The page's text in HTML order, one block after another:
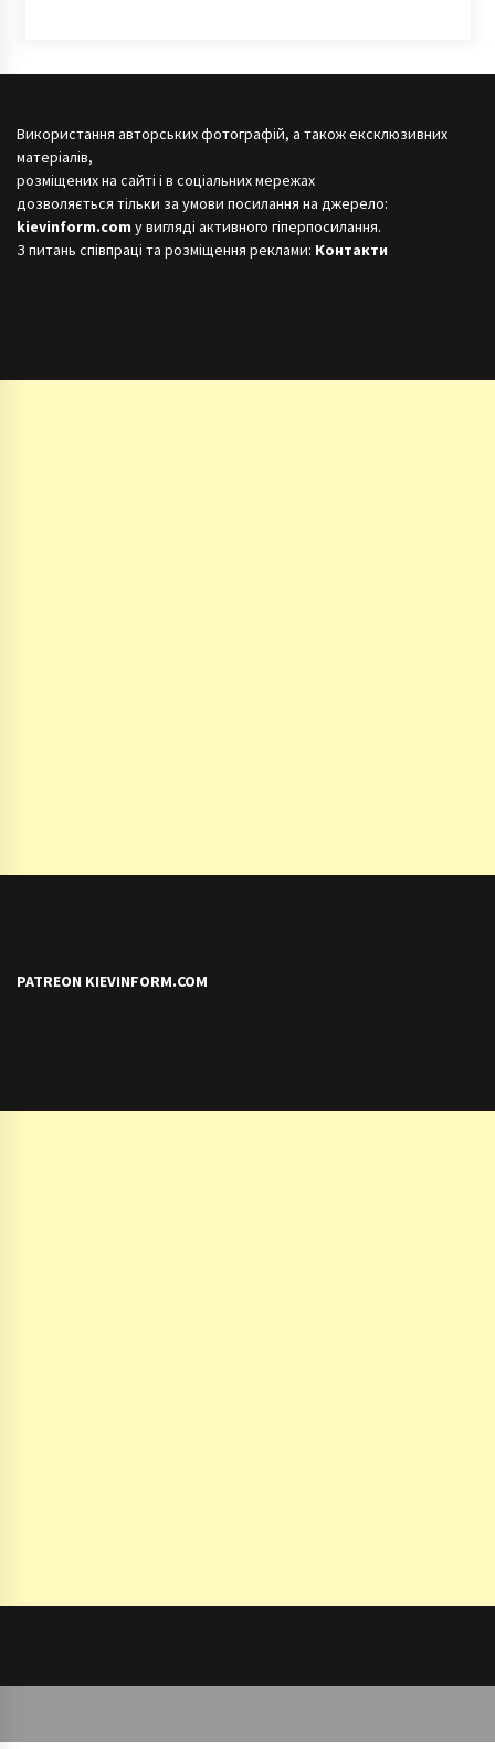
Використання авторських фотографій, а також ексклюзивних
матеріалів,
розміщених на сайті і в соціальних мережах
дозволяється тільки за умови посилання на джерело:
kievinform.com у вигляді активного гіперпосилання.
З питань співпраці та розміщення реклами: Контакти
PATREON KIEVINFORM.COM